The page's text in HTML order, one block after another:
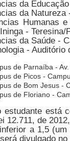
da
da
Humanas
- Teresina/
da Saúde -
-
de Parnaíba -
de Picos -
de Bom Jesus -
de Floriano -
está
12.711, de
a 1,5
divulgado